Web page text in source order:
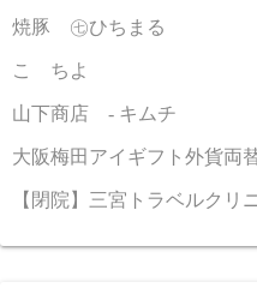
焼豚 ㊆ひちまる
こゝちよ
山下商店 - キムチ
大阪梅田アイギフト外貨両
【閉院】三宮トラベルクリ